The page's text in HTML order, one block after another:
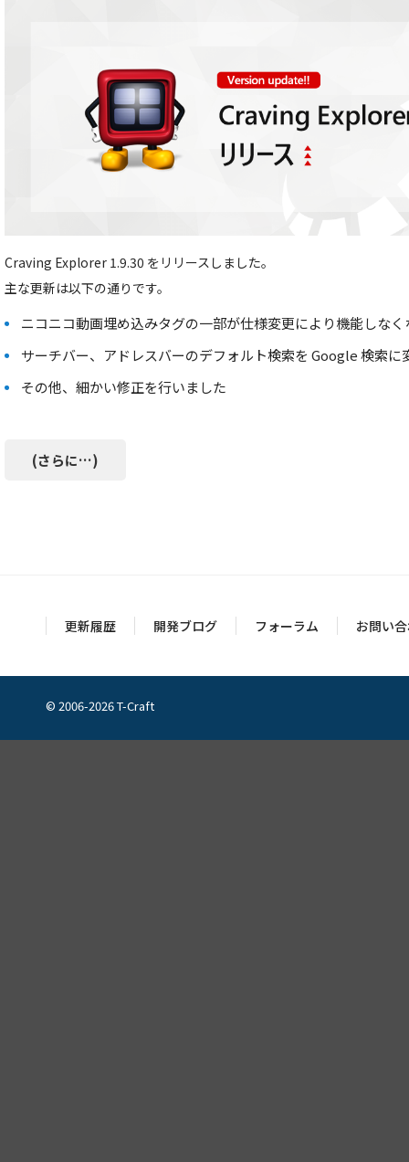
Craving Explorer 1.9.30 をリリースしました。
主な更新は以下の通りです。
ニコニコ動画埋め込みタグの一部が仕様変更により機能しな
サーチバー、アドレスバーのデフォルト検索を Google 検索
その他、細かい修正を行いました
(さらに…)
更新履歴 開発ブログ フォーラム お問い
© 2006-2026 T-Craft